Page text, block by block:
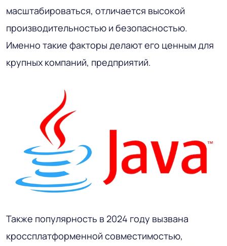
масштабироваться, отличается высокой
производительностью и безопасностью.
Именно такие факторы делают его ценным для
крупных компаний, предприятий.
Также популярность в 2024 году вызвана
кроссплатформенной совместимостью,